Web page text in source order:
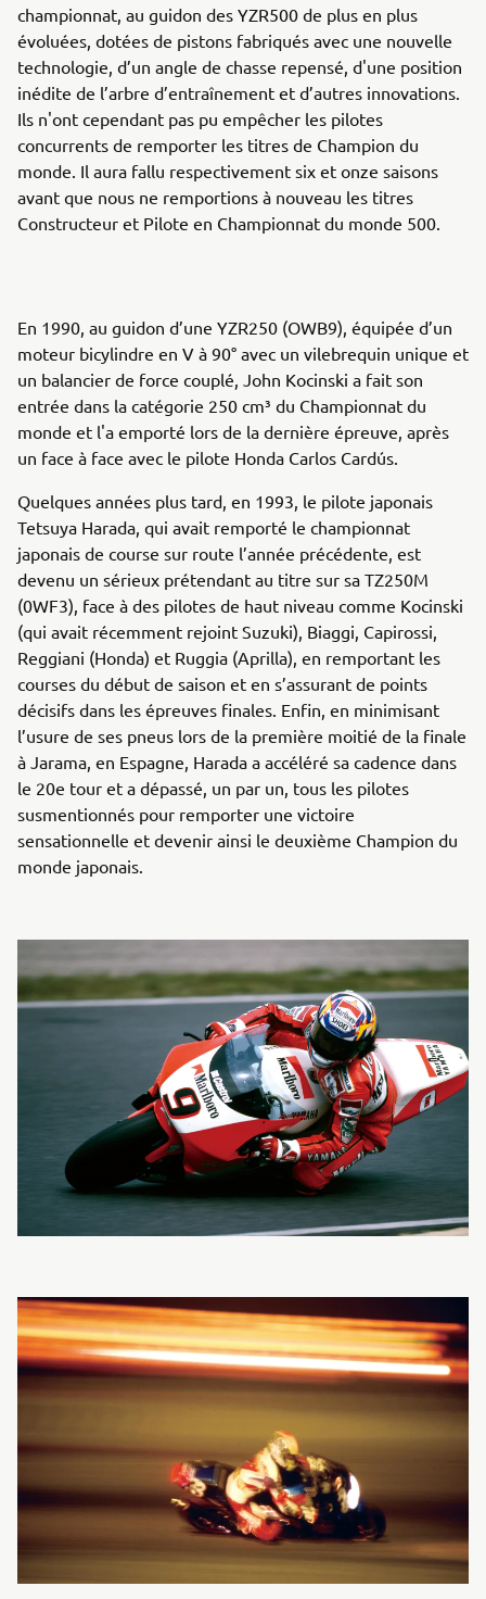
championnat, au guidon des YZR500 de plus en plus
évoluées, dotées de pistons fabriqués avec une nouvelle
technologie, d’un angle de chasse repensé, d'une position
inédite de l’arbre d’entraînement et d’autres innovations.
Ils n'ont cependant pas pu empêcher les pilotes
concurrents de remporter les titres de Champion du
monde. Il aura fallu respectivement six et onze saisons
avant que nous ne remportions à nouveau les titres
Constructeur et Pilote en Championnat du monde 500.
En 1990, au guidon d’une YZR250 (OWB9), équipée d’un
moteur bicylindre en V à 90° avec un vilebrequin unique et
un balancier de force couplé, John Kocinski a fait son
entrée dans la catégorie 250 cm³ du Championnat du
monde et l'a emporté lors de la dernière épreuve, après
un face à face avec le pilote Honda Carlos Cardús.
Quelques années plus tard, en 1993, le pilote japonais
Tetsuya Harada, qui avait remporté le championnat
japonais de course sur route l’année précédente, est
devenu un sérieux prétendant au titre sur sa TZ250M
(0WF3), face à des pilotes de haut niveau comme Kocinski
(qui avait récemment rejoint Suzuki), Biaggi, Capirossi,
Reggiani (Honda) et Ruggia (Aprilla), en remportant les
courses du début de saison et en s’assurant de points
décisifs dans les épreuves finales. Enfin, en minimisant
l’usure de ses pneus lors de la première moitié de la finale
à Jarama, en Espagne, Harada a accéléré sa cadence dans
le 20e tour et a dépassé, un par un, tous les pilotes
susmentionnés pour remporter une victoire
sensationnelle et devenir ainsi le deuxième Champion du
monde japonais.